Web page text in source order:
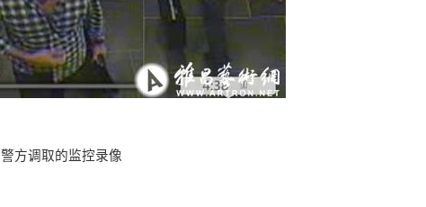
警方调取的监控录像